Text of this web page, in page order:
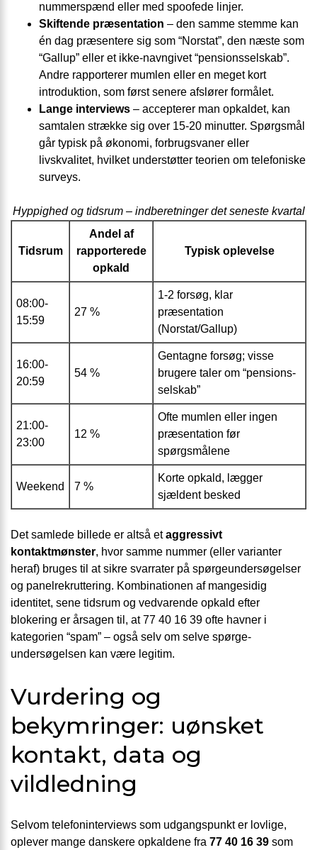
nummer­spænd eller med spoofede linjer.
Skiftende præsentation – den samme stemme kan
én dag præsentere sig som “Norstat”, den næste som
“Gallup” eller et ikke-navngivet “pensions­selskab”.
Andre rapporterer mumlen eller en meget kort
introduktion, som først senere afslører formålet.
Lange interviews – accepterer man opkaldet, kan
samtalen strække sig over 15-20 minutter. Spørgsmål
går typisk på økonomi, forbrugsvaner eller
livskvalitet, hvilket understøtter teorien om telefoniske
surveys.
Hyppighed og tidsrum – indberetninger det seneste kvartal
Tidsrum
Andel af
rapporterede
opkald
Typisk oplevelse
08:00-
15:59
27 %
1-2 forsøg, klar
præsentation
(Norstat/Gallup)
16:00-
20:59
54 %
Gentagne forsøg; visse
brugere taler om “pensions­
selskab”
21:00-
23:00
12 %
Ofte mumlen eller ingen
præsentation før
spørgsmålene
Weekend 7 %
Korte opkald, lægger
sjældent besked
Det samlede billede er altså etaggressivt
kontaktmønster, hvor samme nummer (eller varianter
heraf) bruges til at sikre svarrater på spørge­undersøgelser
og panel­rekruttering. Kombinationen af mangesidig
identitet, sene tidsrum og vedvarende opkald efter
blokering er årsagen til, at 77 40 16 39 ofte havner i
kategorien “spam” – også selv om selve spørge­
undersøgelsen kan være legitim.
Vurdering og
bekymringer: uønsket
kontakt, data og
vildledning
Selvom telefoninterviews som udgangspunkt er lovlige,
oplever mange danskere opkaldene fra 77 40 16 39 som